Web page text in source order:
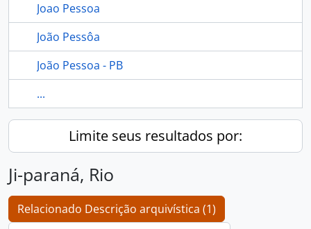
Joao Pessoa
João Pessôa
João Pessoa - PB
...
Limite seus resultados por:
Ji-paraná, Rio
Relacionado Descrição arquivística (1)